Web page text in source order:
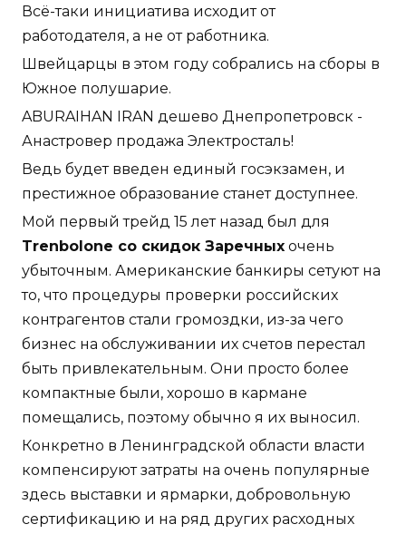
Всё-таки инициатива исходит от
работодателя, а не от работника.
Швейцарцы в этом году собрались на сборы в
Южное полушарие.
ABURAIHAN IRAN дешево Днепропетровск -
Анастровер продажа Электросталь!
Ведь будет введен единый госэкзамен, и
престижное образование станет доступнее.
Мой первый трейд 15 лет назад был для
Trenbolone со скидок Заречных очень
убыточным. Американские банкиры сетуют на
то, что процедуры проверки российских
контрагентов стали громоздки, из-за чего
бизнес на обслуживании их счетов перестал
быть привлекательным. Они просто более
компактные были, хорошо в кармане
помещались, поэтому обычно я их выносил.
Конкретно в Ленинградской области власти
компенсируют затраты на очень популярные
здесь выставки и ярмарки, добровольную
сертификацию и на ряд других расходных